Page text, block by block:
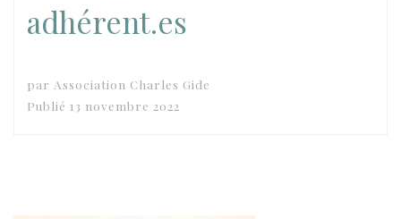
adhérent.es
par Association Charles Gide
Publié 13 novembre 2022